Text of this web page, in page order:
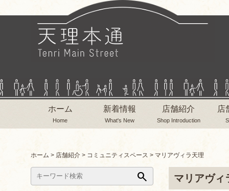
ホーム
Home
新着情報
What's New
店舗紹介
Shop Introduction
店
ホーム > 店舗紹介 > コミュニティスペース > マリアヴィラ天理
マリアヴィ
search